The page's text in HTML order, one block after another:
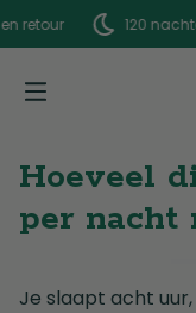
120 nachten
Hoeveel
per nacht
Je slaapt acht